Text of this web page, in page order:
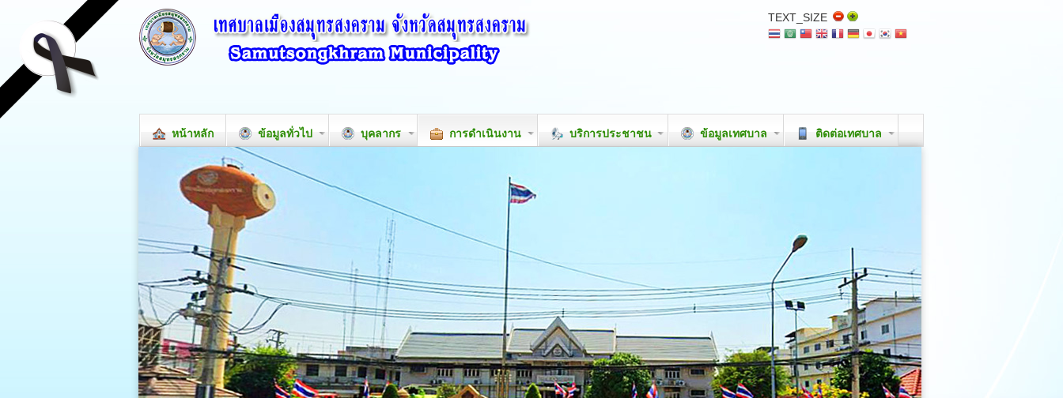
TEXT_SIZE
หน้าหลัก ข้อมูลทั่วไป บุคลากร การดำเนินงาน บริการประชาชน ข้อมูลเทศบาล ติดต่อเทศบาล